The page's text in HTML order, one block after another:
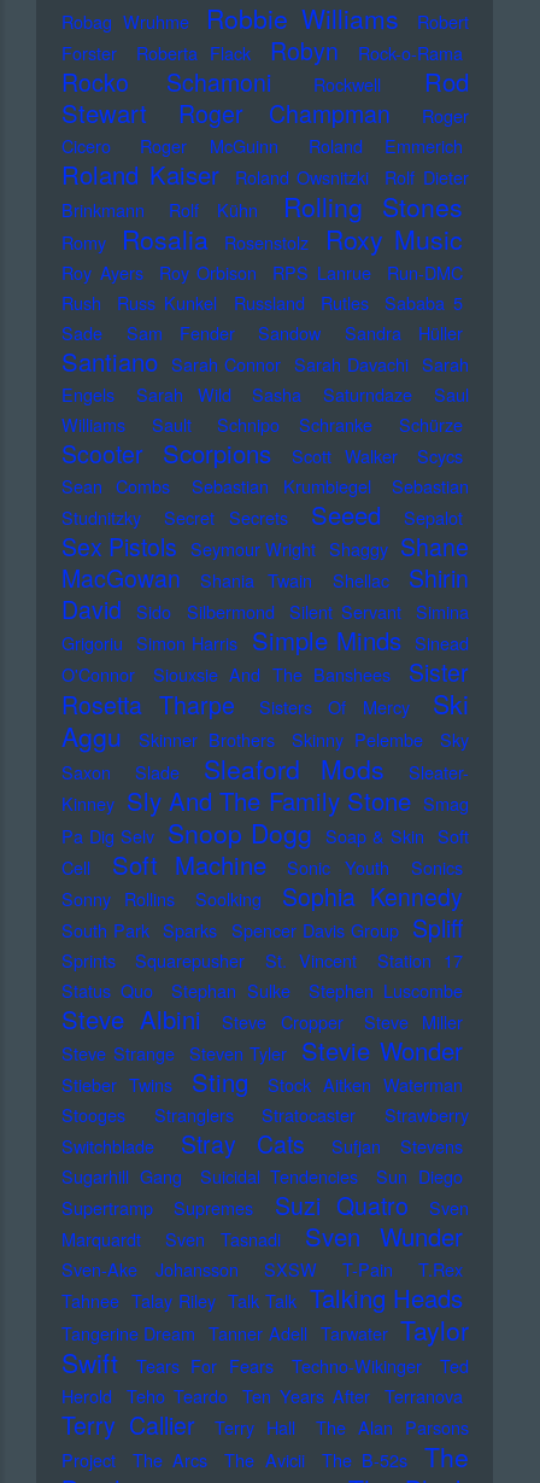
Robag Wruhme Robbie Williams
Robert
Forster
Roberta Flack Robyn Rock-o-Rama
Rocko Schamoni Rockwell
Rod
Stewart
Roger Champman
Roger
Cicero
Roger McGuinn Roland Emmerich
Roland Kaiser Roland Owsnitzki
Rolf Dieter
Brinkmann
Rolf Kühn Rolling Stones
Romy Rosalia Rosenstolz Roxy Music
Roy Ayers Roy Orbison RPS Lanrue
Run-DMC
Rush
Russ Kunkel Russland Rutles
Sababa 5
Sade
Sam Fender Sandow Sandra Hüller
Santiano Sarah Connor Sarah Davachi Sarah
Engels
Sarah Wild Sasha Saturndaze
Saul
Williams
Sault Schnipo Schranke Schürze
Scooter Scorpions Scott Walker
Scycs
Sean Combs
Sebastian Krumbiegel
Sebastian
Studnitzky
Secret Secrets Seeed Sepalot
Sex Pistols Seymour Wright Shaggy Shane
MacGowan
Shania Twain Shellac
Shirin
David
Sido Silbermond Silent Servant Simina
Grigoriu Simon Harris Simple Minds Sinead
O'Connor
Siouxsie And The Banshees
Sister
Rosetta Tharpe
Sisters Of Mercy
Ski
Aggu
Skinner Brothers Skinny Pelembe
Sky
Saxon
Slade Sleaford Mods
Sleater-
Kinney Sly And The Family Stone Smag
Pa Dig Selv Snoop Dogg Soap & Skin Soft
Cell
Soft Machine Sonic Youth
Sonics
Sonny Rollins
Soolking Sophia Kennedy
South Park Sparks Spencer Davis Group Spliff
Sprints Squarepusher St. Vincent
Station 17
Status Quo
Stephan Sulke Stephen Luscombe
Steve Albini Steve Cropper
Steve Miller
Steve Strange Steven Tyler Stevie Wonder
Stieber Twins Sting
Stock Aitken Waterman
Stooges
Stranglers Stratocaster
Strawberry
Switchblade
Stray Cats
Sufjan Stevens
Sugarhill Gang
Suicidal Tendencies
Sun Diego
Supertramp
Supremes Suzi Quatro
Sven
Marquardt
Sven Tasnadi Sven Wunder
Sven-Ake Johansson SXSW T-Pain
T.Rex
Tahnee Talay Riley Talk Talk Talking Heads
Tangerine Dream Tanner Adell Tarwater Taylor
Swift
Tears For Fears Techno-Wikinger
Ted
Herold
Teho Teardo Ten Years After Terranova
Terry Callier Terry Hall
The Alan Parsons
Project
The Arcs The Avicii The B-52s
The